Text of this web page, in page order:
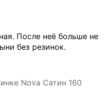
После неё больше не
без резинок.
Nova Сатин 160